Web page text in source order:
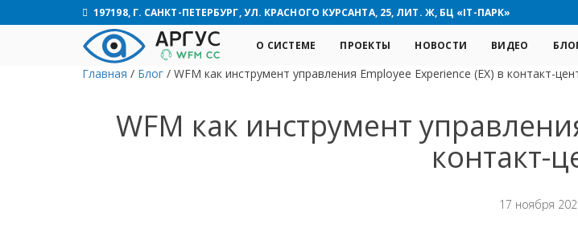
197198, Г. САНКТ-ПЕТЕРБУРГ, УЛ. КРАСНОГО КУРСАНТА, 25, ЛИТ. Ж, БЦ «IT-ПАРК»
О СИСТЕМЕ ПРОЕКТЫ НОВОСТИ ВИДЕО
Главная / Блог / WFM как инструмент управления Employee Experience (EX) в контакт-
WFM как инструмент
контакт-
17 ноября